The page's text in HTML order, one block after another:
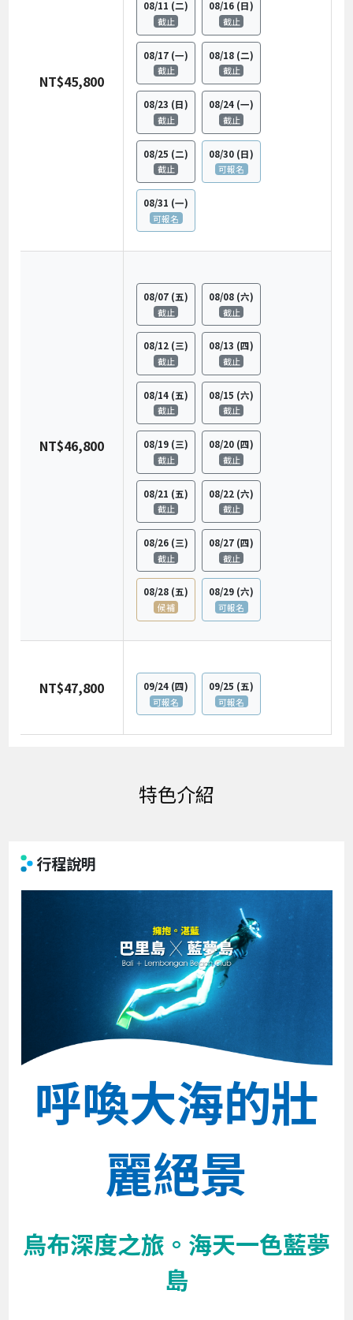
特色介紹
行程說明
呼喚大海的壯
麗絕景
烏布深度之旅。海天一色藍夢
島
NT$45,800
08/11 (二)
截止
08/16 (日)
截止
08/17 (一)
截止
08/18 (二)
截止
08/23 (日)
截止
08/24 (一)
截止
08/25 (二)
截止
08/30 (日)
可報名
08/31 (一)
可報名
NT$46,800
08/07 (五)
截止
08/08 (六)
截止
08/12 (三)
截止
08/13 (四)
截止
08/14 (五)
截止
08/15 (六)
截止
08/19 (三)
截止
08/20 (四)
截止
08/21 (五)
截止
08/22 (六)
截止
08/26 (三)
截止
08/27 (四)
截止
08/28 (五)
候補
08/29 (六)
可報名
NT$47,800 09/24 (四)
可報名
09/25 (五)
可報名